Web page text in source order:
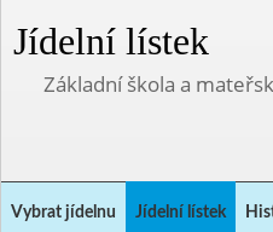
Jídelní lístek
Základní škola a
Vybrat jídelnu Jídelní lístek